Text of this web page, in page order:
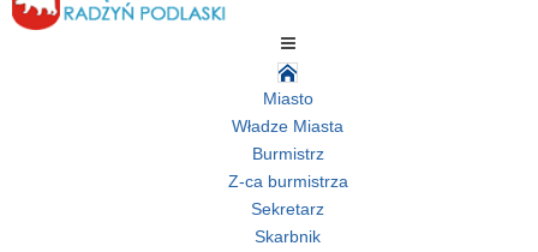
Miasto
Władze Miasta
Burmistrz
Z-ca burmistrza
Sekretarz
Skarbnik